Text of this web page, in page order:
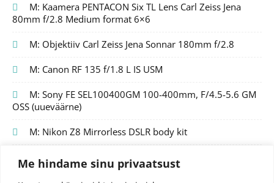
Me hindame sinu privaatsust
M: Kaamera PENTACON Six TL Lens Carl Zeiss Jena
80mm f/2.8 Medium format 6×6
M: Objektiiv Carl Zeiss Jena Sonnar 180mm f/2.8
M: Canon RF 135 f/1.8 L IS USM
M: Sony FE SEL100400GM 100-400mm, F/4.5-5.6 GM
OSS (uueväärne)
M: Nikon Z8 Mirrorless DSLR body kit